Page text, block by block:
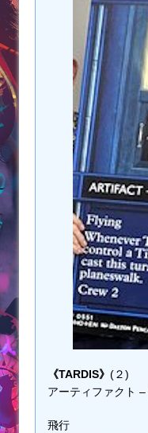
《TARDIS》 (２)
アーティファクト
飛行